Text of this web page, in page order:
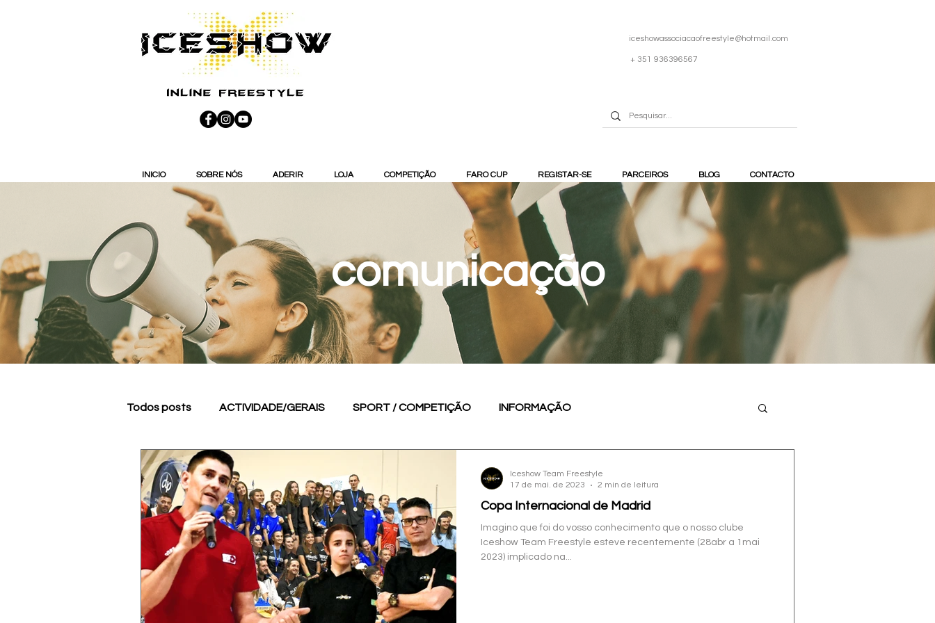
iceshowassociacaofreestyle@hotmail.com
+ 351 936396567
INICIO SOBRE NÓS ADERIR LOJA COMPETIÇÃO FARO CUP REGISTAR-SE PARCEIROS BLOG CONTACTO
comunicação
Todos posts ACTIVIDADE/GERAIS SPORT / COMPETIÇÃO INFORMAÇÃO
Copa Internacional de Madrid
Imagino que foi do vosso conhecimento que o nosso clube
Iceshow Team Freestyle esteve recentemente (28abr a 1mai
2023) implicado na...
Iceshow Team Freestyle
17 de mai. de 2023
2 min de leitura